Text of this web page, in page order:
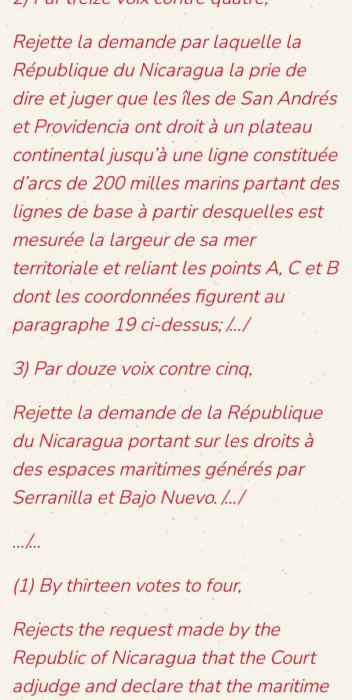
Rejette la demande par laquelle la
République du Nicaragua la prie de
dire et juger que les îles de San Andrés
et Providencia ont droit à un plateau
continental jusqu’à une ligne constituée
d’arcs de 200 milles marins partant des
lignes de base à partir desquelles est
mesurée la largeur de sa mer
territoriale et reliant les points A, C et B
dont les coordonnées figurent au
paragraphe 19 ci-dessus; /…/
3) Par douze voix contre cinq,
Rejette la demande de la République
du Nicaragua portant sur les droits à
des espaces maritimes générés par
Serranilla et Bajo Nuevo. /…/
…/…
(1) By thirteen votes to four,
Rejects the request made by the
Republic of Nicaragua that the Court
adjudge and declare that the maritime